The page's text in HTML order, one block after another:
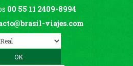
00 55 11 2409-8994
viajes.com